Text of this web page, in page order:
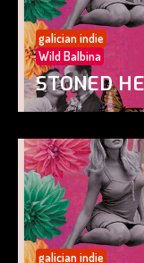
galician indie
Wild Balbina
STONED
galician indie